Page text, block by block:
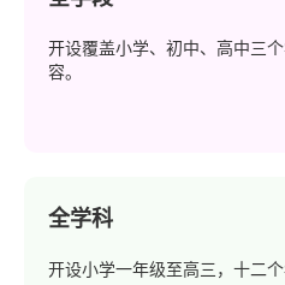
开设覆盖小学、初中、高中三
容。
全学科
开设小学一年级至高三，十二